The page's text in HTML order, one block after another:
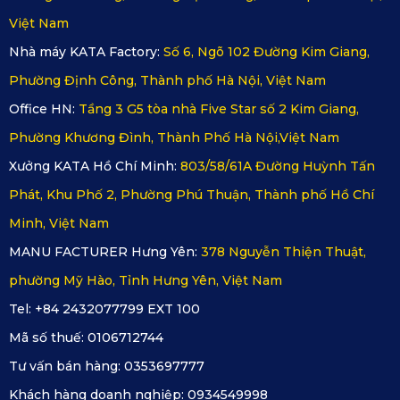
Lắp đặt thảm thảm như thế nào để
đảm bảo hiệu quả?
Điểm đặc biệt của thảm sàn ô tô 360 Cadillac Escalade
thiết kế nguyên khối. Điều này đòi hỏi quá trình thi công phải
được thực hiện tại các xưởng chuyên dụng. Kỹ thuật viên
sẽ tiến hành tháo ghế xe và lắp đặt thảm một cách tỉ mỉ, cẩn
trọng từng chi tiết. Từ đó đảm bảo sự khớp nối tuyệt đối,
không để lại khoảng hở hay điểm gấp.
Quy trình lắp đặt chỉ mất khoảng vài giờ và hoàn toàn không
ảnh hưởng đến hệ thống điện hay kết cấu sàn xe. Sau khi
Việt Nam
Nhà máy KATA Factory: Số 6, Ngõ 102 Đường Kim Giang,
Phường Định Công, Thành phố Hà Nội, Việt Nam
Office HN: Tầng 3 G5 tòa nhà Five Star số 2 Kim Giang,
Phường Khương Đình, Thành Phố Hà Nội,Việt Nam
Xưởng KATA Hồ Chí Minh: 803/58/61A Đường Huỳnh Tấn
Phát, Khu Phố 2, Phường Phú Thuận, Thành phố Hồ Chí
Minh, Việt Nam
MANU FACTURER Hưng Yên: 378 Nguyễn Thiện Thuật,
phường Mỹ Hào, Tỉnh Hưng Yên, Việt Nam
Tel: +84 2432077799 EXT 100
Mã số thuế: 0106712744
Tư vấn bán hàng: 0353697777
Khách hàng doanh nghiệp: 0934549998